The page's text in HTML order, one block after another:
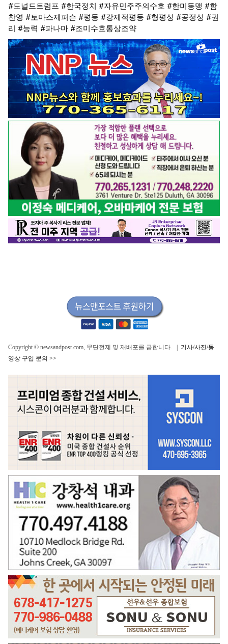
#도널드트럼프 #한국정치 #자유민주주의수호 #한미동맹 #함
찬영 #토마스제퍼슨 #평등 #강제적평등 #형평성 #공정성 #권
리 #능력 #파나마 #조미수호통상조약
Copyright © newsandpost.com, 무단전제 및 재배포를 금합니다. | 기사/사진/동
영상 구입 문의 >>